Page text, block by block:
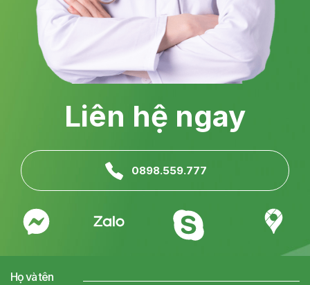
Liên hệ ngay
0898.559.777
Họ và tên